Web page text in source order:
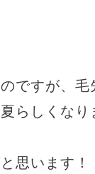
ですが、
らしくなり
思います！